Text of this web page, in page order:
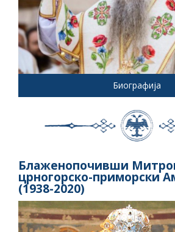
Биографија
Блаженопочивши
црногорско-приморски
(1938-2020)